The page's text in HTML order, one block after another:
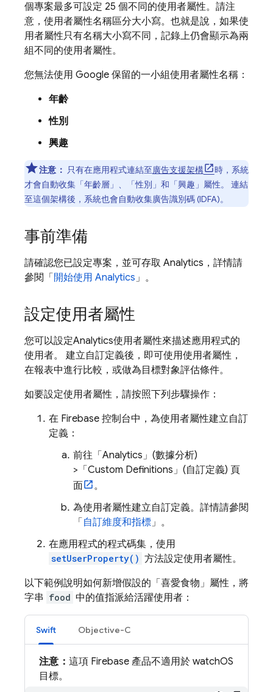
個專案最多可設定 25 個不同的使用者屬性。請注
意，使用者屬性名稱區分大小寫。也就是說，如果使
用者屬性只有名稱大小寫不同，記錄上仍會顯示為兩
組不同的使用者屬性。
您無法使用 Google 保留的一小組使用者屬性名稱：
年齡
性別
興趣
注意： 只有在應用程式連結至廣告支援架構
時，系統
才會自動收集「年齡層」、「性別」和「興趣」屬性。 連結
至這個架構後，系統也會自動收集廣告識別碼 (IDFA)。
事前準備
請確認您已設定專案，並可存取 Analytics ，詳情請
參閱「 開始使用 Analytics」。
設定使用者屬性
您可以設定Analytics使用者屬性來描述應用程式的
使用者。 建立自訂定義後，即可使用使用者屬性，
在報表中進行比較，或做為目標對象評估條件。
如要設定使用者屬性，請按照下列步驟操作：
在 Firebase 控制台中，為使用者屬性建立自訂
定義：
前往「Analytics」(數據分析)
>「Custom Definitions」(自訂定義) 頁
面
。
為使用者屬性建立自訂定義。詳情請參閱
「 自訂維度和指標」。
在應用程式的程式碼集，使用
setUserProperty() 方法設定使用者屬性。
以下範例說明如何新增假設的「喜愛食物」屬性，將
字串 food 中的值指派給活躍使用者：
Swift Objective-C
注意： 這項 Firebase 產品不適用於 watchOS
目標。